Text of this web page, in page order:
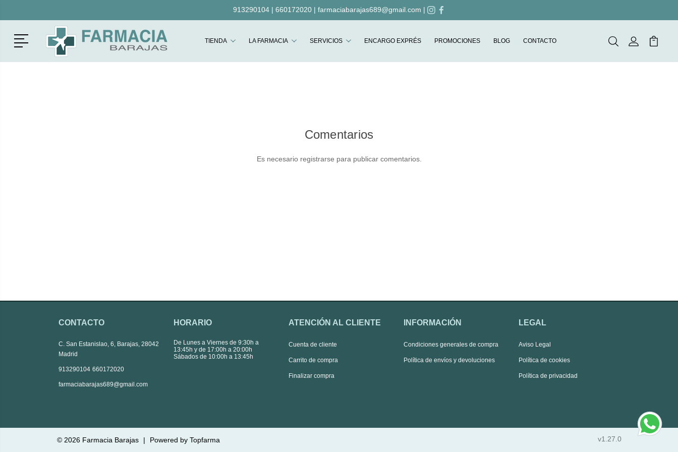
913290104| 660172020| farmaciabarajas689@gmail.com |
Menú TIENDA LA FARMACIA SERVICIOS ENCARGO EXPRÉS PROMOCIONES BLOG CONTACTO BuscarMi Cuenta
Mi
Comentarios
Es necesario registrarse para publicar comentarios.
CONTACTO
C. San Estanislao, 6, Barajas, 28042
Madrid
913290104 660172020
farmaciabarajas689@gmail.com
HORARIO
De Lunes a Viernes de 9:30h a
13:45h y de 17:00h a 20:00h
Sábados de 10:00h a 13:45h
ATENCIÓN AL CLIENTE
Cuenta de cliente
Carrito de compra
Finalizar compra
INFORMACIÓN
Condiciones generales de compra
Política de envíos y devoluciones
LEGAL
Aviso Legal
Política de cookies
Política de privacidad
© 2026 Farmacia Barajas | Powered by Topfarma v1.27.0